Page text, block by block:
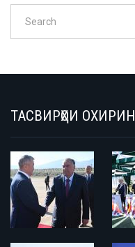
Search
ТАСВИРҲОИ ОХИРИН